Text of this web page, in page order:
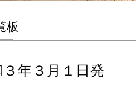
板
年３月１日発